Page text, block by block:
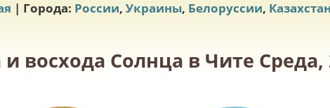
| Города: России, Украины, Белоруссии,
восхода Солнца в Чите Среда,